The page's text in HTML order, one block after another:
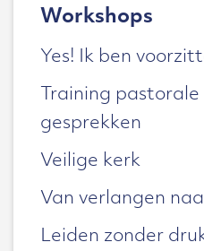
Workshops
Yes! Ik ben
Training
gesprekken
Veilige kerk
Van verlangen
Leiden zonder